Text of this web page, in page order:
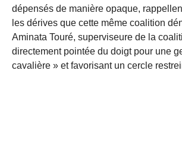
dépensés de manière opaque,
les dérives que cette même coalition
Aminata Touré, superviseure de la
directement pointée du doigt pour une
cavalière » et favorisant un cercle